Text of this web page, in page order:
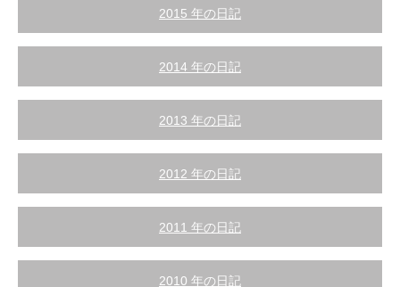
2015 年の日記
2014 年の日記
2013 年の日記
2012 年の日記
2011 年の日記
2010 年の日記